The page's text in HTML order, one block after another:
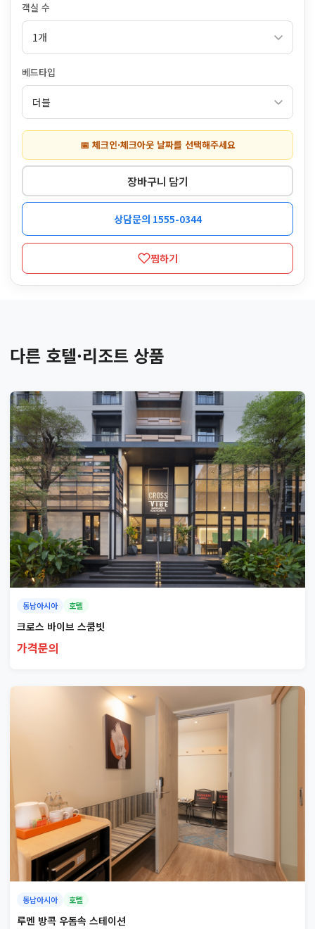
객실 수
베드타입
📅 체크인·체크아웃 날짜를 선택해주세요
장바구니 담기
상담문의 1555-0344
찜하기
다른 호텔·리조트 상품
동남아시아 호텔
크로스 바이브 스쿰빗
가격문의
동남아시아 호텔
루멘 방콕 우돔속 스테이션